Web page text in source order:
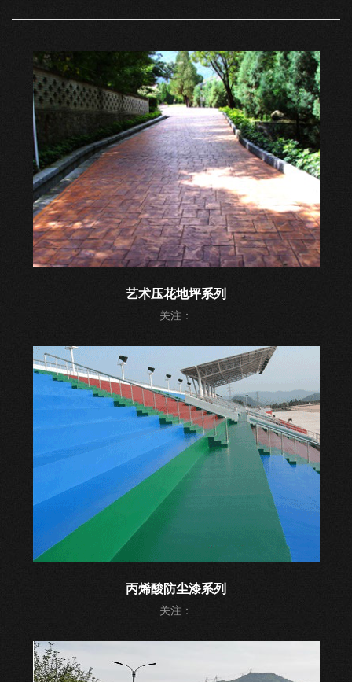
艺术压花地坪系列
关注：
丙烯酸防尘漆系列
关注：